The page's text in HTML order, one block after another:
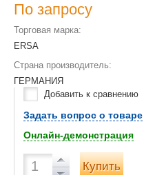
По запросу
Торговая марка:
ERSA
Страна производитель:
ГЕРМАНИЯ
Добавить к сравнению
Задать вопрос о товаре
Онлайн-демонстрация
Купить